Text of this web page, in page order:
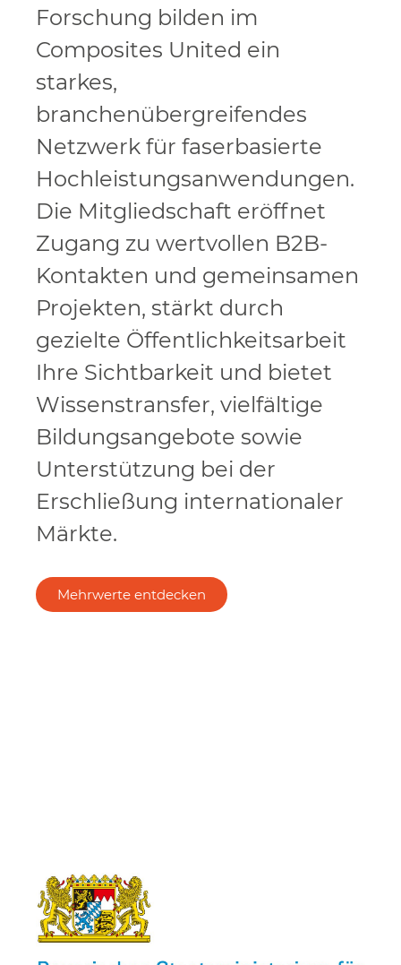
Forschung bilden im
Composites United ein
starkes,
branchenübergreifendes
Netzwerk für faserbasierte
Hochleistungsanwendungen.
Die Mitgliedschaft eröffnet
Zugang zu wertvollen B2B-
Kontakten und gemeinsamen
Projekten, stärkt durch
gezielte Öffentlichkeitsarbeit
Ihre Sichtbarkeit und bietet
Wissenstransfer, vielfältige
Bildungsangebote sowie
Unterstützung bei der
Erschließung internationaler
Märkte.
Mehrwerte entdecken